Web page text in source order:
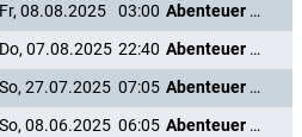
Fr, 08.08.2025 03:00
Abenteuer Karibik
Do, 07.08.2025 22:40
Abenteuer Karibik
So, 27.07.2025 07:05
Abenteuer Karibik
So, 08.06.2025 06:05
Abenteuer Karibik